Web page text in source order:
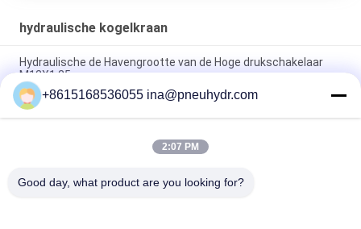
hydraulische kogelkraan
Hydraulische de Havengrootte van de Hoge drukschakelaar
M12X1.25
Hydraulische de Solenoïdeklep 24VDC 110VAC 220VAC van
FWH voor Minerale Olie/Fosfaatester
FW elektrische Hydraulische Solenoïdeklep, de Hydraulische
+8615168536055 ina@pneuhydr.com
2:07 PM
Good day, what product are you looking for?